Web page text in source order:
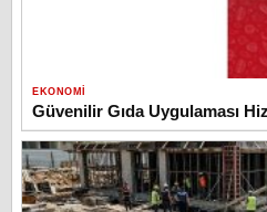
EKONOMI
Güvenilir Gıda Uygulaması